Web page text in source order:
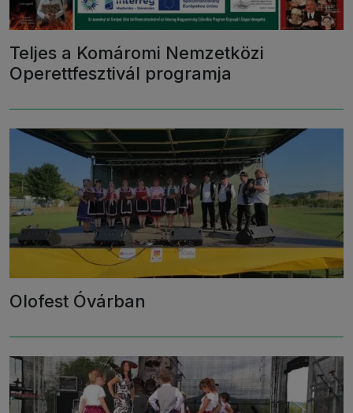
Teljes a Komáromi Nemzetközi
Operettfesztivál programja
Olofest Óvárban